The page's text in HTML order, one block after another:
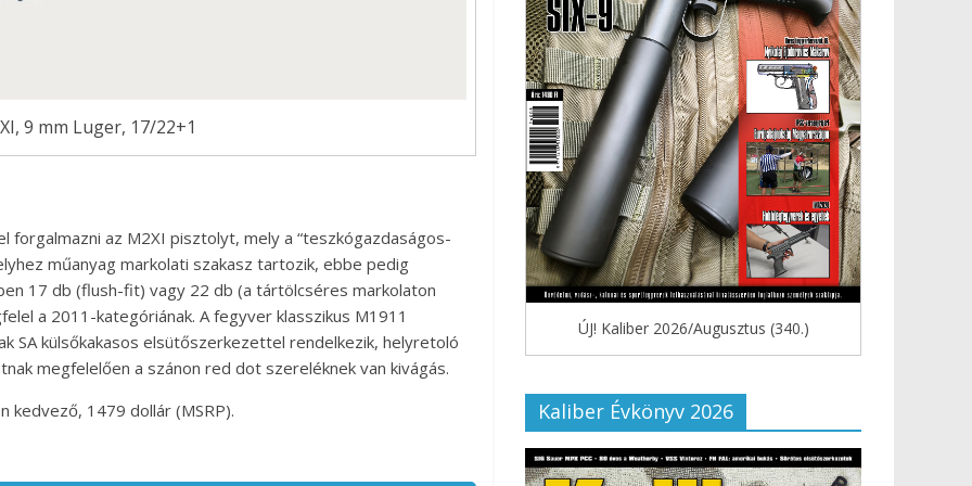
9 mm Luger, 17/22+1
forgalmazni az M2XI pisztolyt, mely a “teszkógazdaságos-
műanyag markolati szakasz tartozik, ebbe pedig
17 db (flush-fit) vagy 22 db (a tártölcséres markolaton
a 2011-kategóriának. A fegyver klasszikus M1911
SA külsőkakasos elsütőszerkezettel rendelkezik, helyretoló
megfelelően a szánon red dot szereléknek van kivágás.
1479 dollár (MSRP).
ÚJ! Kaliber 2026/Augusztus (340.)
Kaliber Évkönyv 2026